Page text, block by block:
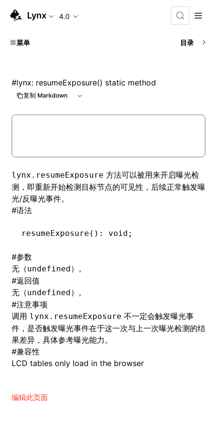
Lynx 4.0
菜单 目录
#lynx: resumeExposure() static method
复制 Markdown
lynx.resumeExposure 方法可以被用来开启曝光检
测，即重新开始检测目标节点的可见性，后续正常触发曝
光/反曝光事件。
#语法
resumeExposure (): void ;
#参数
无（undefined）。
#返回值
无（undefined）。
#注意事项
调用 lynx.resumeExposure 不一定会触发曝光事
件，是否触发曝光事件在于这一次与上一次曝光检测的结
果差异，具体参考曝光能力。
#兼容性
LCD tables only load in the browser
编辑此页面